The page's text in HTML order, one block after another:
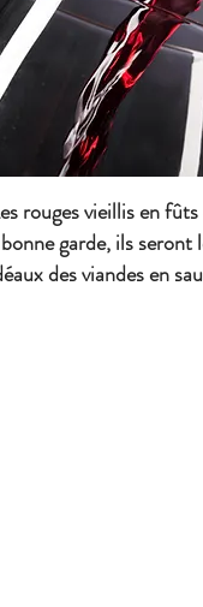
rouges vieillis en
bonne garde, ils seront
des viandes en